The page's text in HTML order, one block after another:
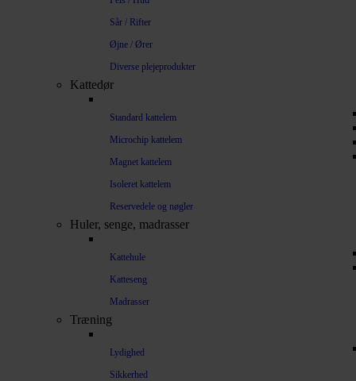
Sår / Rifter
Øjne / Ører
Diverse plejeprodukter
Kattedør
Standard kattelem
Microchip kattelem
Magnet kattelem
Isoleret kattelem
Reservedele og nøgler
Huler, senge, madrasser
Kattehule
Katteseng
Madrasser
Træning
Lydighed
Sikkerhed